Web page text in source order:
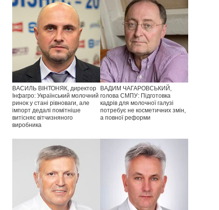
ВАСИЛЬ ВІНТОНЯК, директор
Інфагро: Український молочний
ринок у стані рівноваги, але
імпорт дедалі помітніше
витісняє вітчизняного
виробника
ВАДИМ ЧАГАРОВСЬКИЙ,
голова СМПУ: Підготовка
кадрів для молочної галузі
потребує не косметичних змін,
а повної реформи